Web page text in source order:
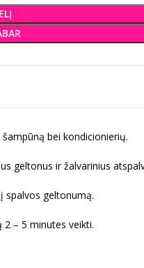
šampūną bei kondicionierių.
geltonus ir žalvarinius
spalvos geltonumą.
– 5 minutes veikti.